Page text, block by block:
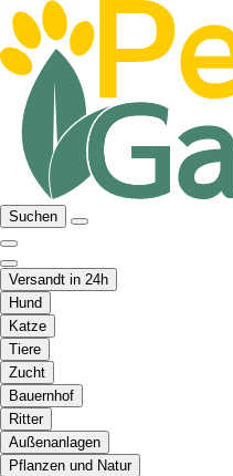
Suchen
Versandt in 24h
Hund
Katze
Tiere
Zucht
Bauernhof
Ritter
Außenanlagen
Pflanzen und Natur